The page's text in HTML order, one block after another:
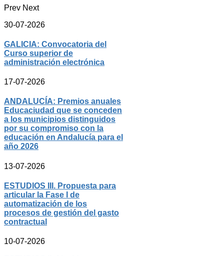
Prev Next
30-07-2026
GALICIA: Convocatoria del
Curso superior de
administración electrónica
17-07-2026
ANDALUCÍA: Premios anuales
Educaciudad que se conceden
a los municipios distinguidos
por su compromiso con la
educación en Andalucía para el
año 2026
13-07-2026
ESTUDIOS III. Propuesta para
articular la Fase I de
automatización de los
procesos de gestión del gasto
contractual
10-07-2026